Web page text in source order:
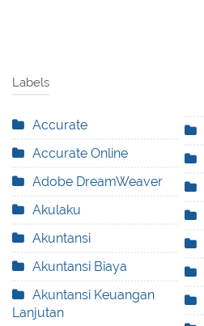
Labels
Accurate
Accurate Online
Adobe DreamWeaver
Akulaku
Akuntansi
Akuntansi Biaya
Akuntansi Keuangan
Lanjutan